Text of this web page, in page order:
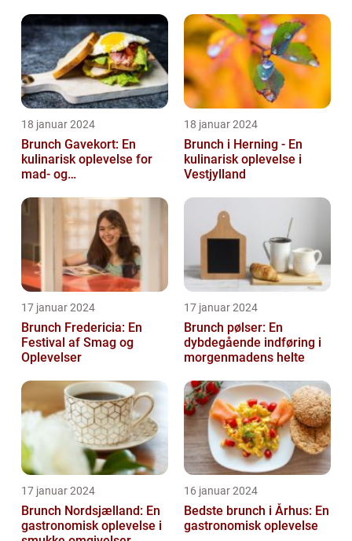
18 januar 2024
Brunch Gavekort: En
kulinarisk oplevelse for
mad- og
18 januar 2024
Brunch i Herning - En
kulinarisk oplevelse i
Vestjylland
17 januar 2024
Brunch Fredericia: En
Festival af Smag og
Oplevelser
17 januar 2024
Brunch pølser: En
dybdegående indføring i
morgenmadens helte
17 januar 2024
Brunch Nordsjælland: En
gastronomisk oplevelse i
16 januar 2024
Bedste brunch i Århus: En
gastronomisk oplevelse